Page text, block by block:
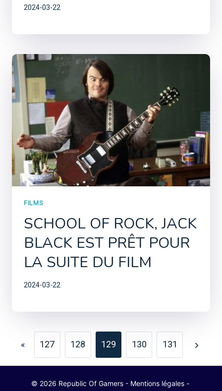
2024-03-22
FILMS
SCHOOL OF ROCK, JACK
BLACK EST PRÊT POUR
LA SUITE DU FILM
2024-03-22
PAGE
NAVIGATION
« 127 128 129 130
131
© 2026 Republic Of Gamers - Mentions légales-